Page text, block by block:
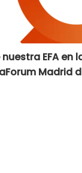
EFA en
Madrid